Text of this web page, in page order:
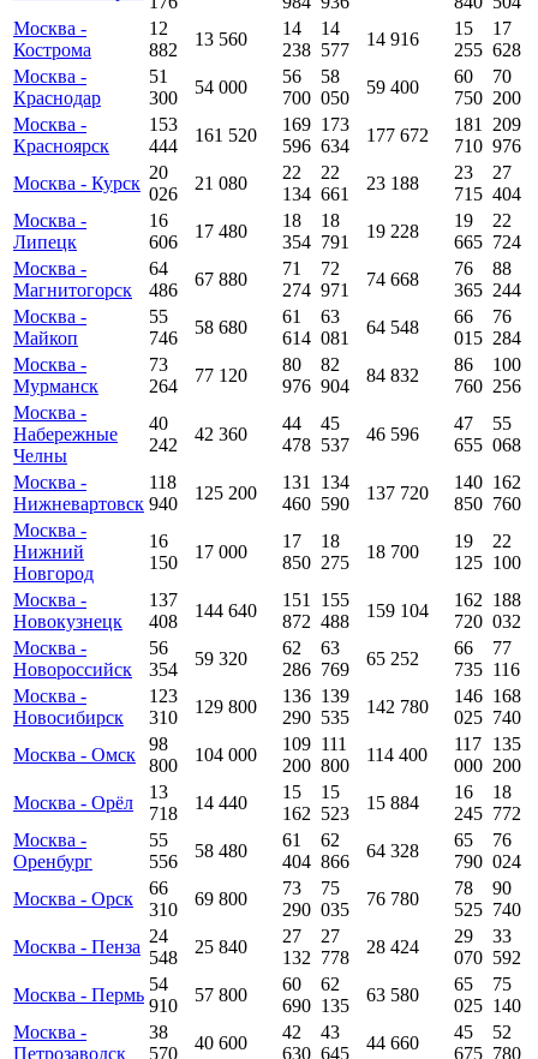
Москва -
Кострома
12
882
13 560
14
238
14
577
14 916
15
255
17
628
Москва -
Краснодар
51
300
54 000
56
700
58
050
59 400
60
750
70
200
Москва -
Красноярск
153
444
161 520
169
596
173
634
177 672
181
710
209
976
Москва - Курск
20
026
21 080
22
134
22
661
23 188
23
715
27
404
Москва -
Липецк
16
606
17 480
18
354
18
791
19 228
19
665
22
724
Москва -
Магнитогорск
64
486
67 880
71
274
72
971
74 668
76
365
88
244
Москва -
Майкоп
55
746
58 680
61
614
63
081
64 548
66
015
76
284
Москва -
Мурманск
73
264
77 120
80
976
82
904
84 832
86
760
100
256
Москва -
Набережные
Челны
40
242
42 360
44
478
45
537
46 596
47
655
55
068
Москва -
Нижневартовск
118
940
125 200
131
460
134
590
137 720
140
850
162
760
Москва -
Нижний
Новгород
16
150
17 000
17
850
18
275
18 700
19
125
22
100
Москва -
Новокузнецк
137
408
144 640
151
872
155
488
159 104
162
720
188
032
Москва -
Новороссийск
56
354
59 320
62
286
63
769
65 252
66
735
77
116
Москва -
Новосибирск
123
310
129 800
136
290
139
535
142 780
146
025
168
740
Москва - Омск
98
800
104 000
109
200
111
800
114 400
117
000
135
200
Москва - Орёл
13
718
14 440
15
162
15
523
15 884
16
245
18
772
Москва -
Оренбург
55
556
58 480
61
404
62
866
64 328
65
790
76
024
Москва - Орск
66
310
69 800
73
290
75
035
76 780
78
525
90
740
Москва - Пенза
24
548
25 840
27
132
27
778
28 424
29
070
33
592
Москва - Пермь
54
910
57 800
60
690
62
135
63 580
65
025
75
140
Москва -
Петрозаводск
38
570
40 600
42
630
43
645
44 660
45
675
52
780